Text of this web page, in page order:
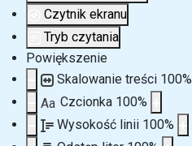
Czytnik ekranu
Tryb czytania
Powiększenie
Skalowanie treści 100%
Aa Czcionka 100%
Wysokość linii 100%